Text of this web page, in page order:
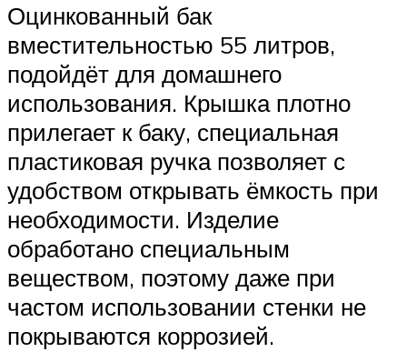
Оцинкованный бак
вместительностью 55 литров,
подойдёт для домашнего
использования. Крышка плотно
прилегает к баку, специальная
пластиковая ручка позволяет с
удобством открывать ёмкость при
необходимости. Изделие
обработано специальным
веществом, поэтому даже при
частом использовании стенки не
покрываются коррозией.